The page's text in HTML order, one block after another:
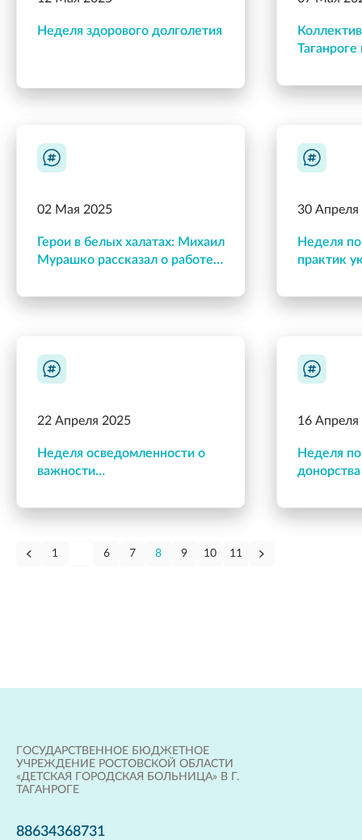
Неделя здорового долголетия
Таганроге
Победы!
02 Мая 2025
Герои в белых халатах: Михаил
Мурашко рассказал о работе
Отечественной войны на
30 Апреля
Неделя
практик
22 Апреля 2025
Неделя осведомленности о
важности
16 Апреля
Неделя
России 20
1 6 7 8 9 10 11
ГОСУДАРСТВЕННОЕ БЮДЖЕТНОЕ
УЧРЕЖДЕНИЕ РОСТОВСКОЙ ОБЛАСТИ
«ДЕТСКАЯ ГОРОДСКАЯ БОЛЬНИЦА» В Г.
ТАГАНРОГЕ
88634368731